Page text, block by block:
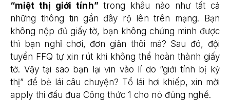
“miệt thị giới tính”trong khâu nào như tất cả
những thông tin gần đây rộ lên trên mạng. Bạn
không nộp đủ giấy tờ, bạn không chứng minh được
thì bạn nghỉ chơi, đơn giản thôi mà? Sau đó, đội
tuyển FFQ tự xin rút khi không thể hoàn thành giấy
tờ. Vậy tại sao bạn lại vin vào lí do “giới tính bị kỳ
thị” để bẻ lái câu chuyện? Tổ lái hơi khiếp, xin mời
apply thi đấu đua Công thức 1 cho nó đúng nghề.